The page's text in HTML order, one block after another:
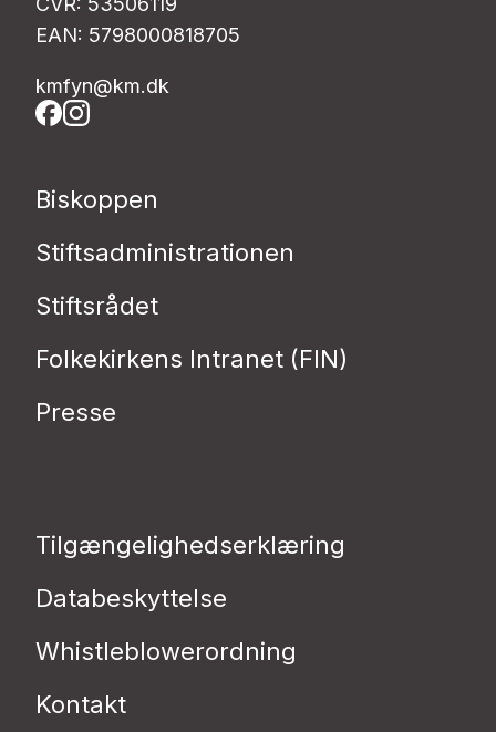
EAN: 5798000818705
kmfyn@km.dk
Biskoppen
Stiftsadministrationen
Stiftsrådet
Folkekirkens Intranet (FIN)
Presse
Tilgængelighedserklæring
Databeskyttelse
Whistleblowerordning
Kontakt